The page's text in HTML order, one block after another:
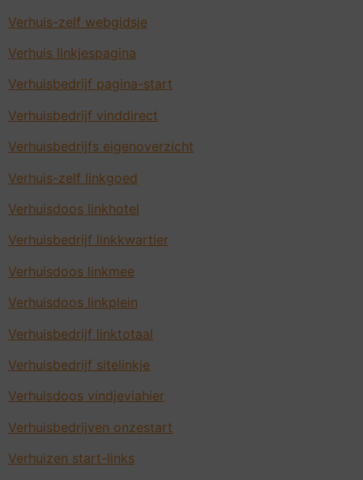
Verhuis-zelf webgidsje
Verhuis linkjespagina
Verhuisbedrijf pagina-start
Verhuisbedrijf vinddirect
Verhuisbedrijfs eigenoverzicht
Verhuis-zelf linkgoed
Verhuisdoos linkhotel
Verhuisbedrijf linkkwartier
Verhuisdoos linkmee
Verhuisdoos linkplein
Verhuisbedrijf linktotaal
Verhuisbedrijf sitelinkje
Verhuisdoos vindjeviahier
Verhuisbedrijven onzestart
Verhuizen start-links